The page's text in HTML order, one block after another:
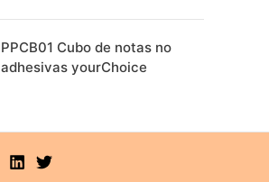
PPCB01 Cubo de notas no
adhesivas yourChoice